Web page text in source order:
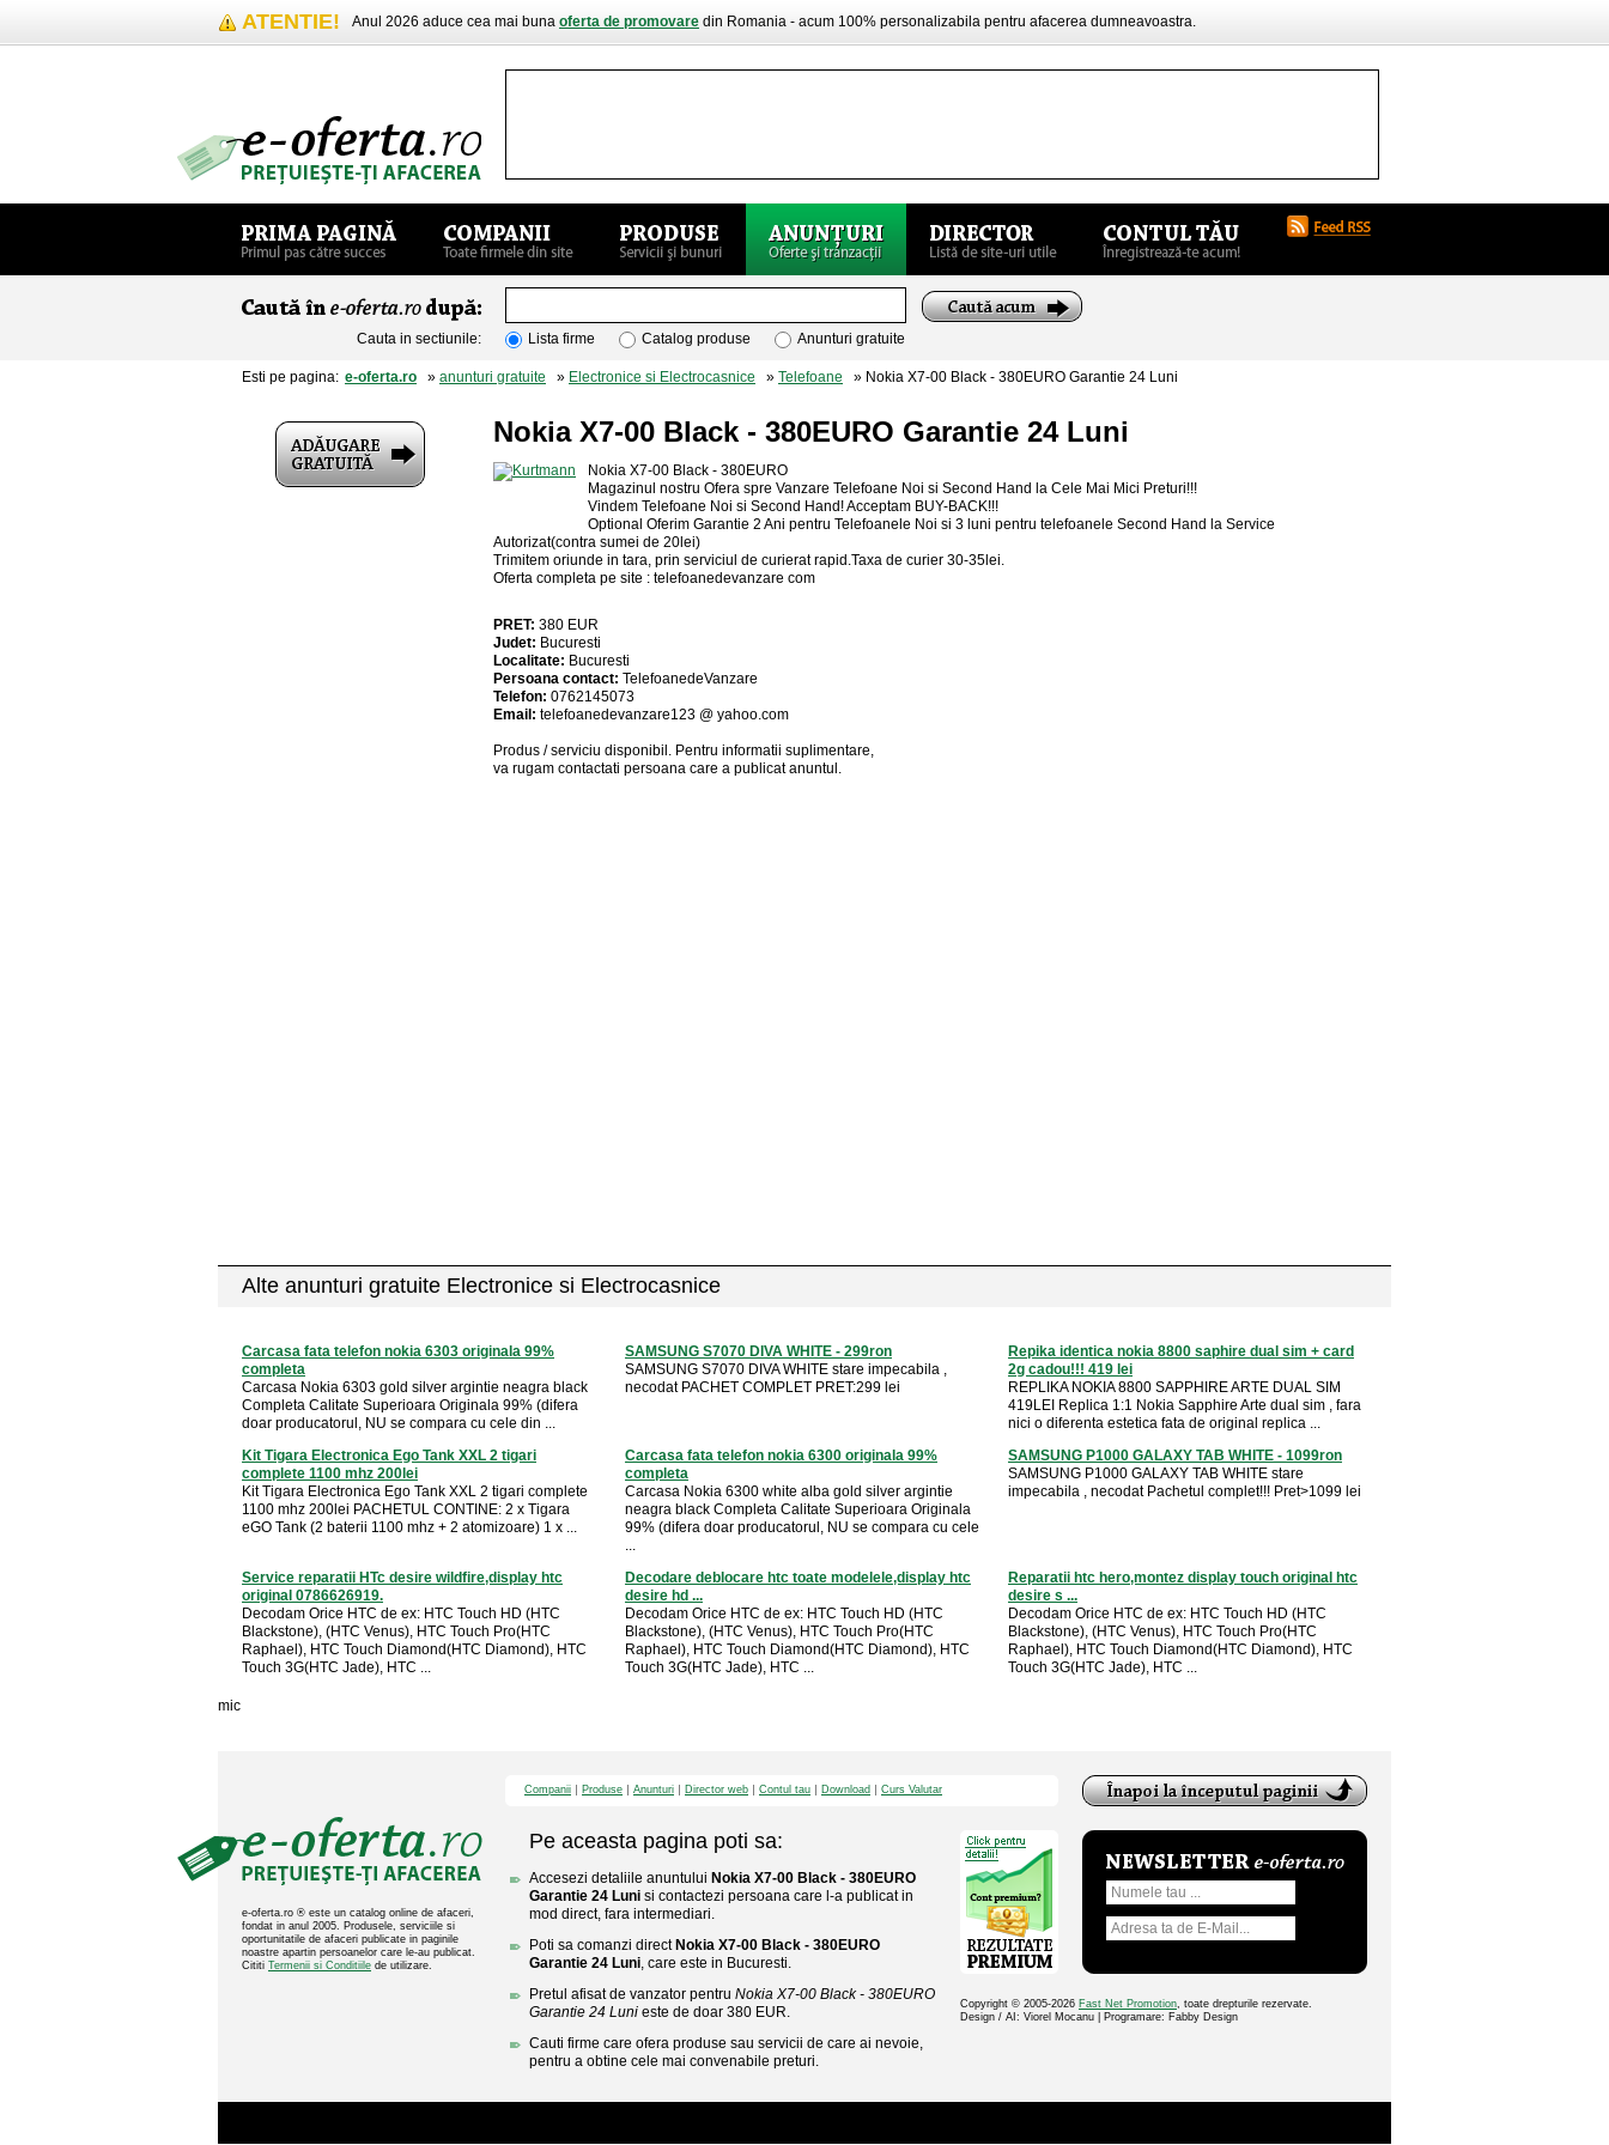
ATENTIE! Anul 2026 aduce cea mai buna oferta de promovare din Romania - acum 100% personalizabila pentru afacerea dumneavoastra.
Cauta in sectiunile: Lista firme Catalog produse Anunturi gratuite
Esti pe pagina: e-oferta.ro » anunturi gratuite » Electronice si Electrocasnice » Telefoane » Nokia X7-00 Black - 380EURO Garantie 24 Luni
Nokia X7-00 Black - 380EURO Garantie 24 Luni
Nokia X7-00 Black - 380EURO
Magazinul nostru Ofera spre Vanzare Telefoane Noi si Second Hand la Cele Mai Mici Preturi!!!
Vindem Telefoane Noi si Second Hand! Acceptam BUY-BACK!!!
Optional Oferim Garantie 2 Ani pentru Telefoanele Noi si 3 luni pentru telefoanele Second Hand la Service
Autorizat(contra sumei de 20lei)
Trimitem oriunde in tara, prin serviciul de curierat rapid.Taxa de curier 30-35lei.
Oferta completa pe site : telefoanedevanzare com
PRET: 380 EUR
Judet: Bucuresti
Localitate: Bucuresti
Persoana contact: TelefoanedeVanzare
Telefon: 0762145073
Email: telefoanedevanzare123 @ yahoo.com
Produs / serviciu disponibil . Pentru informatii suplimentare,
va rugam contactati persoana care a publicat anuntul.
Alte anunturi gratuite Electronice si Electrocasnice
Carcasa fata telefon nokia 6303 originala 99%
completa
Carcasa Nokia 6303 gold silver argintie neagra black
Completa Calitate Superioara Originala 99% (difera
doar producatorul, NU se compara cu cele din ...
SAMSUNG S7070 DIVA WHITE - 299ron
SAMSUNG S7070 DIVA WHITE stare impecabila ,
necodat PACHET COMPLET PRET:299 lei
Repika identica nokia 8800 saphire dual sim + card
2g cadou!!! 419 lei
REPLIKA NOKIA 8800 SAPPHIRE ARTE DUAL SIM
419LEI Replica 1:1 Nokia Sapphire Arte dual sim , fara
nici o diferenta estetica fata de original replica ...
Kit Tigara Electronica Ego Tank XXL 2 tigari
complete 1100 mhz 200lei
Kit Tigara Electronica Ego Tank XXL 2 tigari complete
1100 mhz 200lei PACHETUL CONTINE: 2 x Tigara
eGO Tank (2 baterii 1100 mhz + 2 atomizoare) 1 x ...
Carcasa fata telefon nokia 6300 originala 99%
completa
Carcasa Nokia 6300 white alba gold silver argintie
neagra black Completa Calitate Superioara Originala
99% (difera doar producatorul, NU se compara cu cele
...
SAMSUNG P1000 GALAXY TAB WHITE - 1099ron
SAMSUNG P1000 GALAXY TAB WHITE stare
impecabila , necodat Pachetul complet!!! Pret>1099 lei
Service reparatii HTc desire wildfire,display htc
original 0786626919.
Decodam Orice HTC de ex: HTC Touch HD (HTC
Blackstone), (HTC Venus), HTC Touch Pro(HTC
Raphael), HTC Touch Diamond(HTC Diamond), HTC
Touch 3G(HTC Jade), HTC ...
Decodare deblocare htc toate modelele,display htc
desire hd ...
Decodam Orice HTC de ex: HTC Touch HD (HTC
Blackstone), (HTC Venus), HTC Touch Pro(HTC
Raphael), HTC Touch Diamond(HTC Diamond), HTC
Touch 3G(HTC Jade), HTC ...
Reparatii htc hero,montez display touch original htc
desire s ...
Decodam Orice HTC de ex: HTC Touch HD (HTC
Blackstone), (HTC Venus), HTC Touch Pro(HTC
Raphael), HTC Touch Diamond(HTC Diamond), HTC
Touch 3G(HTC Jade), HTC ...
mic
e-oferta.ro ® este un catalog online de afaceri,
fondat in anul 2005. Produsele, serviciile si
oportunitatile de afaceri publicate in paginile
noastre apartin persoanelor care le-au publicat.
Cititi Termenii si Conditiile de utilizare.
Companii Produse Anunturi Director web Contul tau Download Curs Valutar
Pe aceasta pagina poti sa:
Accesezi detaliile anuntului Nokia X7-00 Black - 380EURO
Garantie 24 Luni si contactezi persoana care l-a publicat in
mod direct, fara intermediari.
Poti sa comanzi direct Nokia X7-00 Black - 380EURO
Garantie 24 Luni, care este in Bucuresti.
Pretul afisat de vanzator pentru Nokia X7-00 Black - 380EURO
Garantie 24 Luni este de doar 380 EUR.
Cauti firme care ofera produse sau servicii de care ai nevoie,
pentru a obtine cele mai convenabile preturi.
Copyright © 2005-2026 Fast Net Promotion, toate drepturile rezervate.
Design / AI: Viorel Mocanu | Programare: Fabby Design